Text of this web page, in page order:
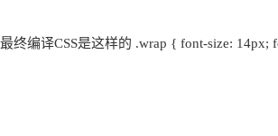
终编译CSS是这样的 .wrap { font-size: 14px;